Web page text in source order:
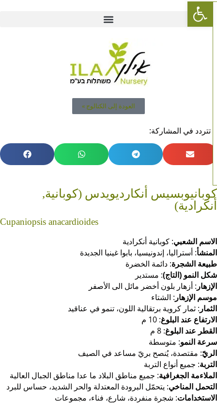
العودة إلى الكتالوج »
تتردد في المشاركة:
أنكارديويدس (كوبانية,
Cupaniopsis anacardioides
الشعبي: كوبانية أنكرادية
: أستراليا، إندونيسيا، بابوا غينيا الجديدة
الشجرة: دائمة الخضرة
النمو (التاج): مستدير
: أزهار بلون أخضر مائل الى الأصفر
الإزهار: الشتاء
: ثمار كروية برتقالية اللون، تنمو في عناقيد
عند البلوغ: 10 م
عند البلوغ: 8 م
النمو: متوسطة
: مقتصدة، يُنصح بريّ مساعد في الصيف
: جميع أنواع التربة
الجغرافية: جميع مناطق البلاد ما عدا مناطق الجبال العالية
المناخي: يتحمّل البرودة المعتدلة والحر الشديد، حساس للبرد
: شجرة منفردة، شارع، فناء، مجموعات
Open toolbar